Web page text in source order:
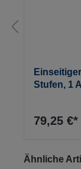
Stufen, 1
79,25 €*
Produktgalerie
Ähnliche